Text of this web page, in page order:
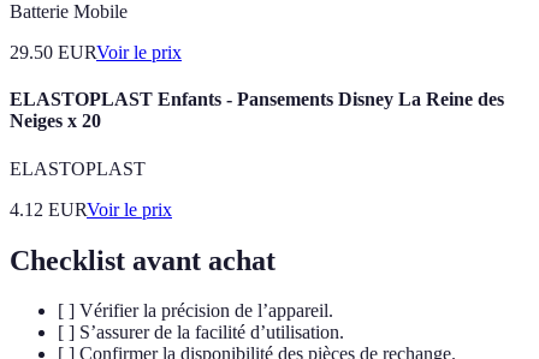
Batterie Mobile
29.50 EURVoir le prix
ELASTOPLAST Enfants - Pansements Disney La Reine des
Neiges x 20
ELASTOPLAST
4.12 EURVoir le prix
Checklist avant achat
[ ] Vérifier la précision de l’appareil.
[ ] S’assurer de la facilité d’utilisation.
[ ] Confirmer la disponibilité des pièces de rechange.